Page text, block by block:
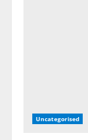
Uncategorised